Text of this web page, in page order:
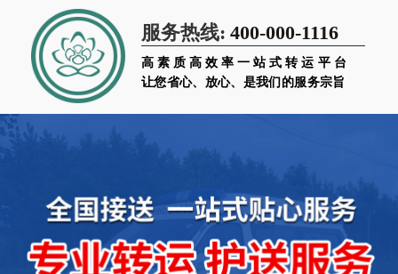
服务热线: 400-000-1116
高素质高效率一站式转运平台
让您省心、放心、是我们的服务宗旨